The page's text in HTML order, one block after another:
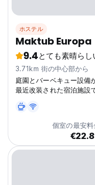
ホステル
Maktub Europa
9.4とても素晴らし
3.71km 街の中心部から
庭園とバーベキュー設備
最近改装された宿泊施設
個室の最安料